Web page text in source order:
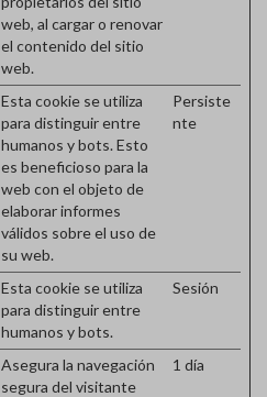
web, al cargar o renovar
el contenido del sitio
web.
Esta cookie se utiliza
para distinguir entre
humanos y bots. Esto
es beneficioso para la
web con el objeto de
elaborar informes
válidos sobre el uso de
su web.
Persiste
nte
Esta cookie se utiliza
para distinguir entre
humanos y bots.
Sesión
Asegura la navegación
segura del visitante
1 día